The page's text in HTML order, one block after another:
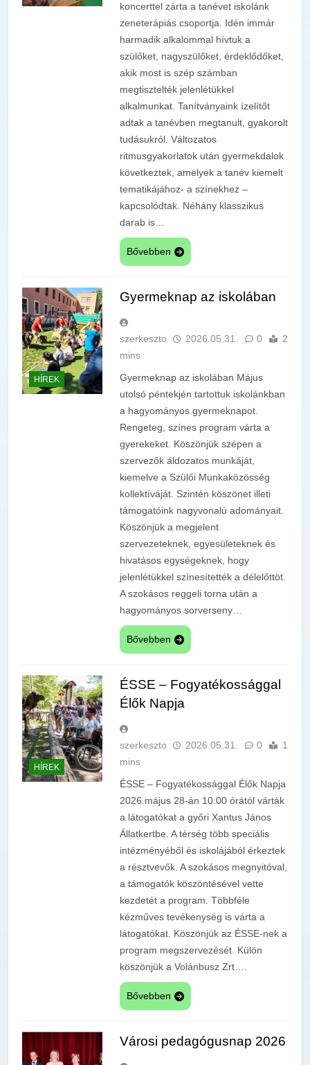
koncerttel zárta a tanévet iskolánk
zeneterápiás csoportja. Idén immár
harmadik alkalommal hívtuk a
szülőket, nagyszülőket, érdeklődőket,
akik most is szép számban
megtisztelték jelenlétükkel
alkalmunkat. Tanítványaink ízelítőt
adtak a tanévben megtanult, gyakorolt
tudásukról. Változatos
ritmusgyakorlatok után gyermekdalok
következtek, amelyek a tanév kiemelt
tematikájához- a színekhez –
kapcsolódtak. Néhány klasszikus
darab is…
Bővebben
HÍREK
Gyermeknap az iskolában
szerkeszto 2026.05.31. 0
2
mins
Gyermeknap az iskolában Május
utolsó péntekjén tartottuk iskolánkban
a hagyományos gyermeknapot.
Rengeteg, színes program várta a
gyerekeket. Köszönjük szépen a
szervezők áldozatos munkáját,
kiemelve a Szülői Munkaközösség
kollektíváját. Szintén köszönet illeti
támogatóink nagyvonalú adományait.
Köszönjük a megjelent
szervezeteknek, egyesületeknek és
hivatásos egységeknek, hogy
jelenlétükkel színesítették a délelőttöt.
A szokásos reggeli torna után a
hagyományos sorverseny…
Bővebben
HÍREK
ÉSSE – Fogyatékossággal
Élők Napja
szerkeszto 2026.05.31. 0
1
mins
ÉSSE – Fogyatékossággal Élők Napja
2026.május 28-án 10.00 órától várták
a látogatókat a győri Xantus János
Állatkertbe. A térség több speciális
intézményéből és iskolájából érkeztek
a résztvevők. A szokásos megnyitóval,
a támogatók köszöntésével vette
kezdetét a program. Többféle
kézműves tevékenység is várta a
látogatókat. Köszönjük az ÉSSE-nek a
program megszervezését. Külön
köszönjük a Volánbusz Zrt….
Bővebben
Városi pedagógusnap 2026